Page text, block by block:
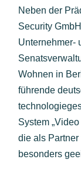
Neben der
Security
Unternehmer-
Wohnen in
führende
System
die als
besonders